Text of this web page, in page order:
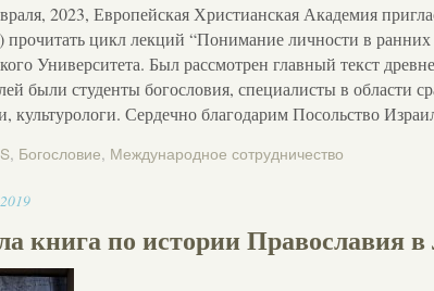
2023, Европейская Христианская Академия
прочитать цикл лекций “Понимание личности в
Университета. Был рассмотрен главный текст
были студенты богословия, специалисты в области
культурологи. Сердечно благодарим Посольство
, Богословие, Международное сотрудничество
201914:35
книга по истории Православия